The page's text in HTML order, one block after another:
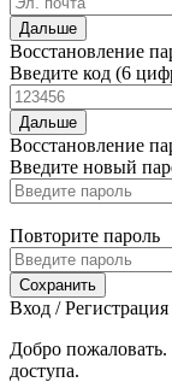
Дальше
Восстановление
Введите код (6
Дальше
Восстановление
Введите новый
Повторите пароль
Сохранить
Вход / Регистрация
Добро
доступа.